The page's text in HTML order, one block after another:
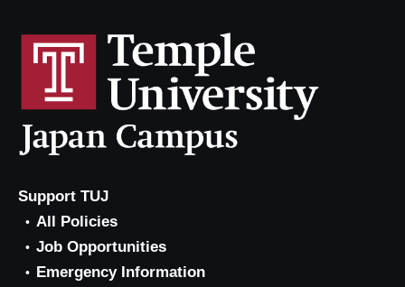
Support TUJ
All Policies
Job Opportunities
Emergency Information